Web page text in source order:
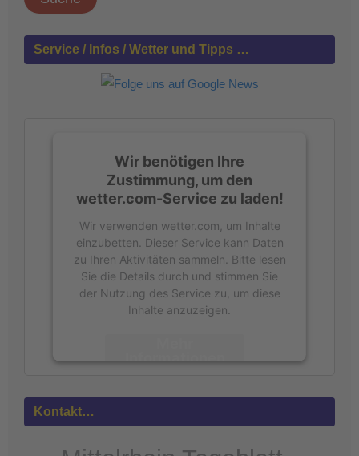
h
n
Service / Infos / Wetter und Tipps …
Wir benötigen Ihre
Zustimmung, um den
wetter.com-Service zu laden!
Wir verwenden wetter.com, um Inhalte
einzubetten. Dieser Service kann Daten
zu Ihren Aktivitäten sammeln. Bitte lesen
Sie die Details durch und stimmen Sie
der Nutzung des Service zu, um diese
Inhalte anzuzeigen.
Informationen
Kontakt…